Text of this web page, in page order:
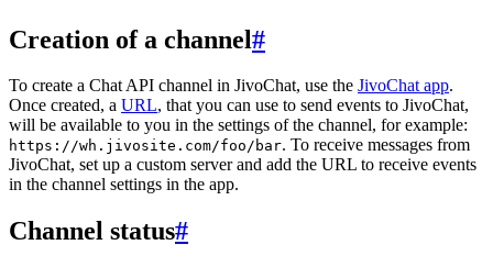
Creation of a channel#
To create a Chat API channel in JivoChat, use the JivoChat app.
Once created, a URL, that you can use to send events to JivoChat,
will be available to you in the settings of the channel, for example:
https://wh.jivosite.com/foo/bar. To receive messages from
JivoChat, set up a custom server and add the URL to receive events
in the channel settings in the app.
Channel status#